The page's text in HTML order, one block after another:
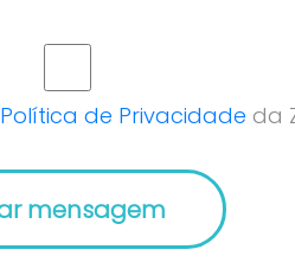
Política de Privacidade da